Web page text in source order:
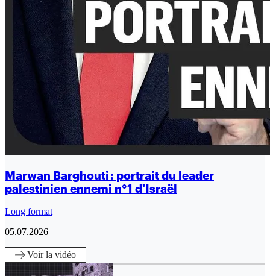
Marwan Barghouti : portrait du leader
palestinien ennemi n°1 d'Israël
Long format
05.07.2026
Voirla vidéo